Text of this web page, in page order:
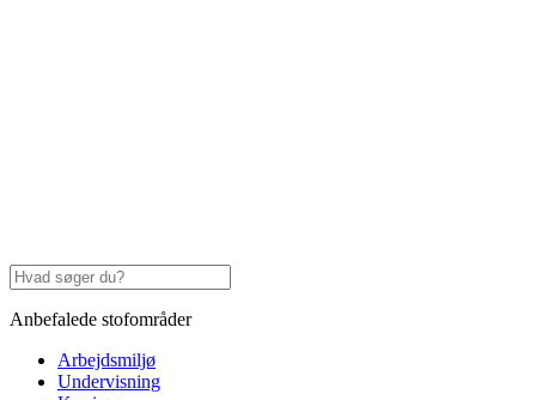
Anbefalede stofområder
Arbejdsmiljø
Undervisning